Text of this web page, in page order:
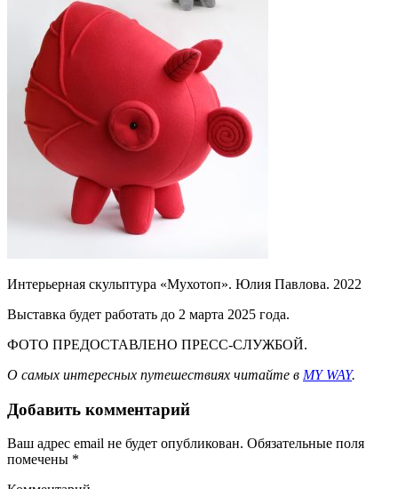
Интерьерная скульптура «Мухотоп». Юлия Павлова. 2022
Выставка будет работать до 2 марта 2025 года.
ФОТО ПРЕДОСТАВЛЕНО ПРЕСС-СЛУЖБОЙ.
О самых интересных путешествиях читайте в MY WAY.
Добавить комментарий
Ваш адрес email не будет опубликован. Обязательные поля
помечены *